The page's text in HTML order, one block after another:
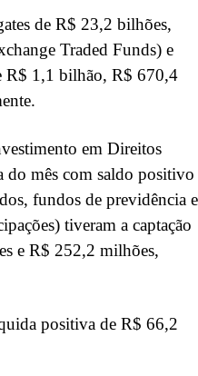
de R$ 23,2 bilhões,
Traded Funds) e
R$ 1,1 bilhão, R$ 670,4
em Direitos
do mês com saldo positivo
fundos de previdência e
tiveram a captação
e R$ 252,2 milhões,
positiva de R$ 66,2